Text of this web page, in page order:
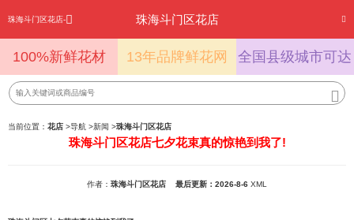
珠海斗门区花店- 珠海斗门区花店
100%新鲜花材 13年品牌鲜花网 全国县级城市可达
当前位置： 花店 >导航 >新闻 >珠海斗门区花店
珠海斗门区花店七夕花束真的惊艳到我了!
作者： 珠海斗门区花店 最后更新：2026-8-6 XML